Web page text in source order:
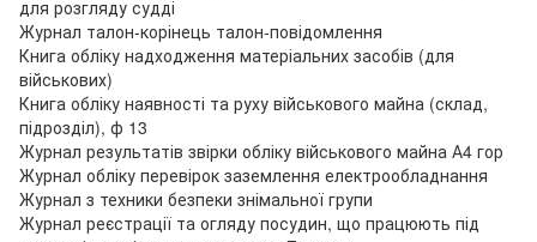
для розгляду судді
Журнал талон-корінець талон-повідомлення
Книга обліку надходження матеріальних засобів (для
військових)
Книга обліку наявності та руху військового майна (склад,
підрозділ), ф 13
Журнал результатів звірки обліку військового майна А4 гор
Журнал обліку перевірок заземлення електрообладнання
Журнал з техники безпеки знімальної групи
Журнал реєстрації та огляду посудин, що працюють під